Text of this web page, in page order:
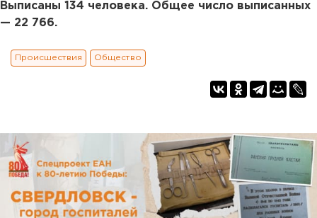
Выписаны 134 человека. Общее число выписанных
— 22 766.
Происшествия Общество